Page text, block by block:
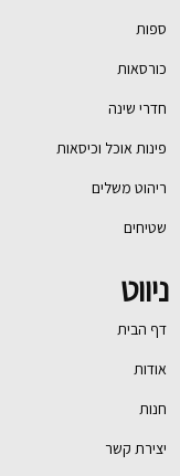
ספות
כורסאות
חדרי שינה
פינות אוכל וכיסאות
ריהוט משלים
שטיחים
ניווט
דף הבית
אודות
חנות
יצירת קשר